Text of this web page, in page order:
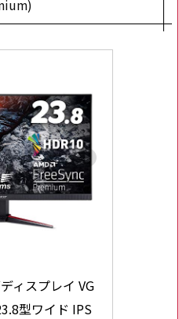
ィスプレイ VG
型ワイド IPS